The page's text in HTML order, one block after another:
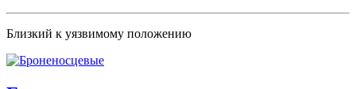
Близкий к уязвимому положению